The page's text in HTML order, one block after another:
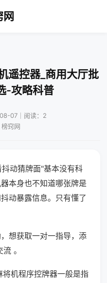
网
遥控器_商用大厅批
-攻略科普
07｜阅读：2
窍网
动猜牌面"基本没有科
本身也不知道哪张牌是
动暴露信息。只有懂了
想获取一对一指导，添
。
机程序控牌器一般是指